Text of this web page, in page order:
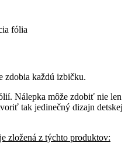
fólia
zdobia každú izbičku.
Nálepka môže zdobiť nie len
tak jedinečný dizajn detskej
zložená z týchto produktov: